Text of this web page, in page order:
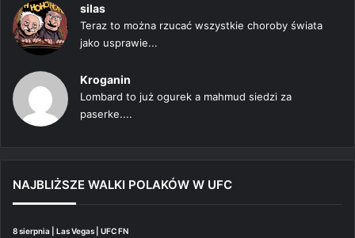
silas
Teraz to można rzucać wszystkie choroby świata
jako usprawie...
Kroganin
Lombard to już ogurek a mahmud siedzi za
paserke....
NAJBLIŻSZE WALKI POLAKÓW W UFC
8 sierpnia | Las Vegas | UFC FN